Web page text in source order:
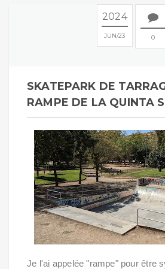
2024
JUN 23 0
SKATEPARK DE
RAMPE DE LA QUINTA
Je l'ai appelée "rampe" pour être